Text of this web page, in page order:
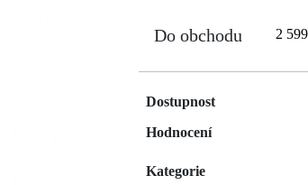
Do obchodu 2
Dostupnost
Hodnocení
Kategorie